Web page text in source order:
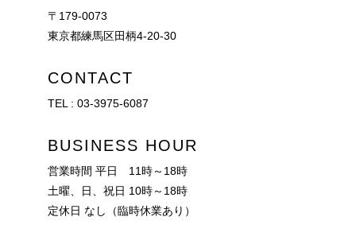
〒179-0073
東京都練馬区田柄4-20-30
CONTACT
TEL : 03-3975-6087
BUSINESS HOUR
営業時間 平日 11時～18時
土曜、日、祝日 10時～18時
定休日 なし（臨時休業あり）